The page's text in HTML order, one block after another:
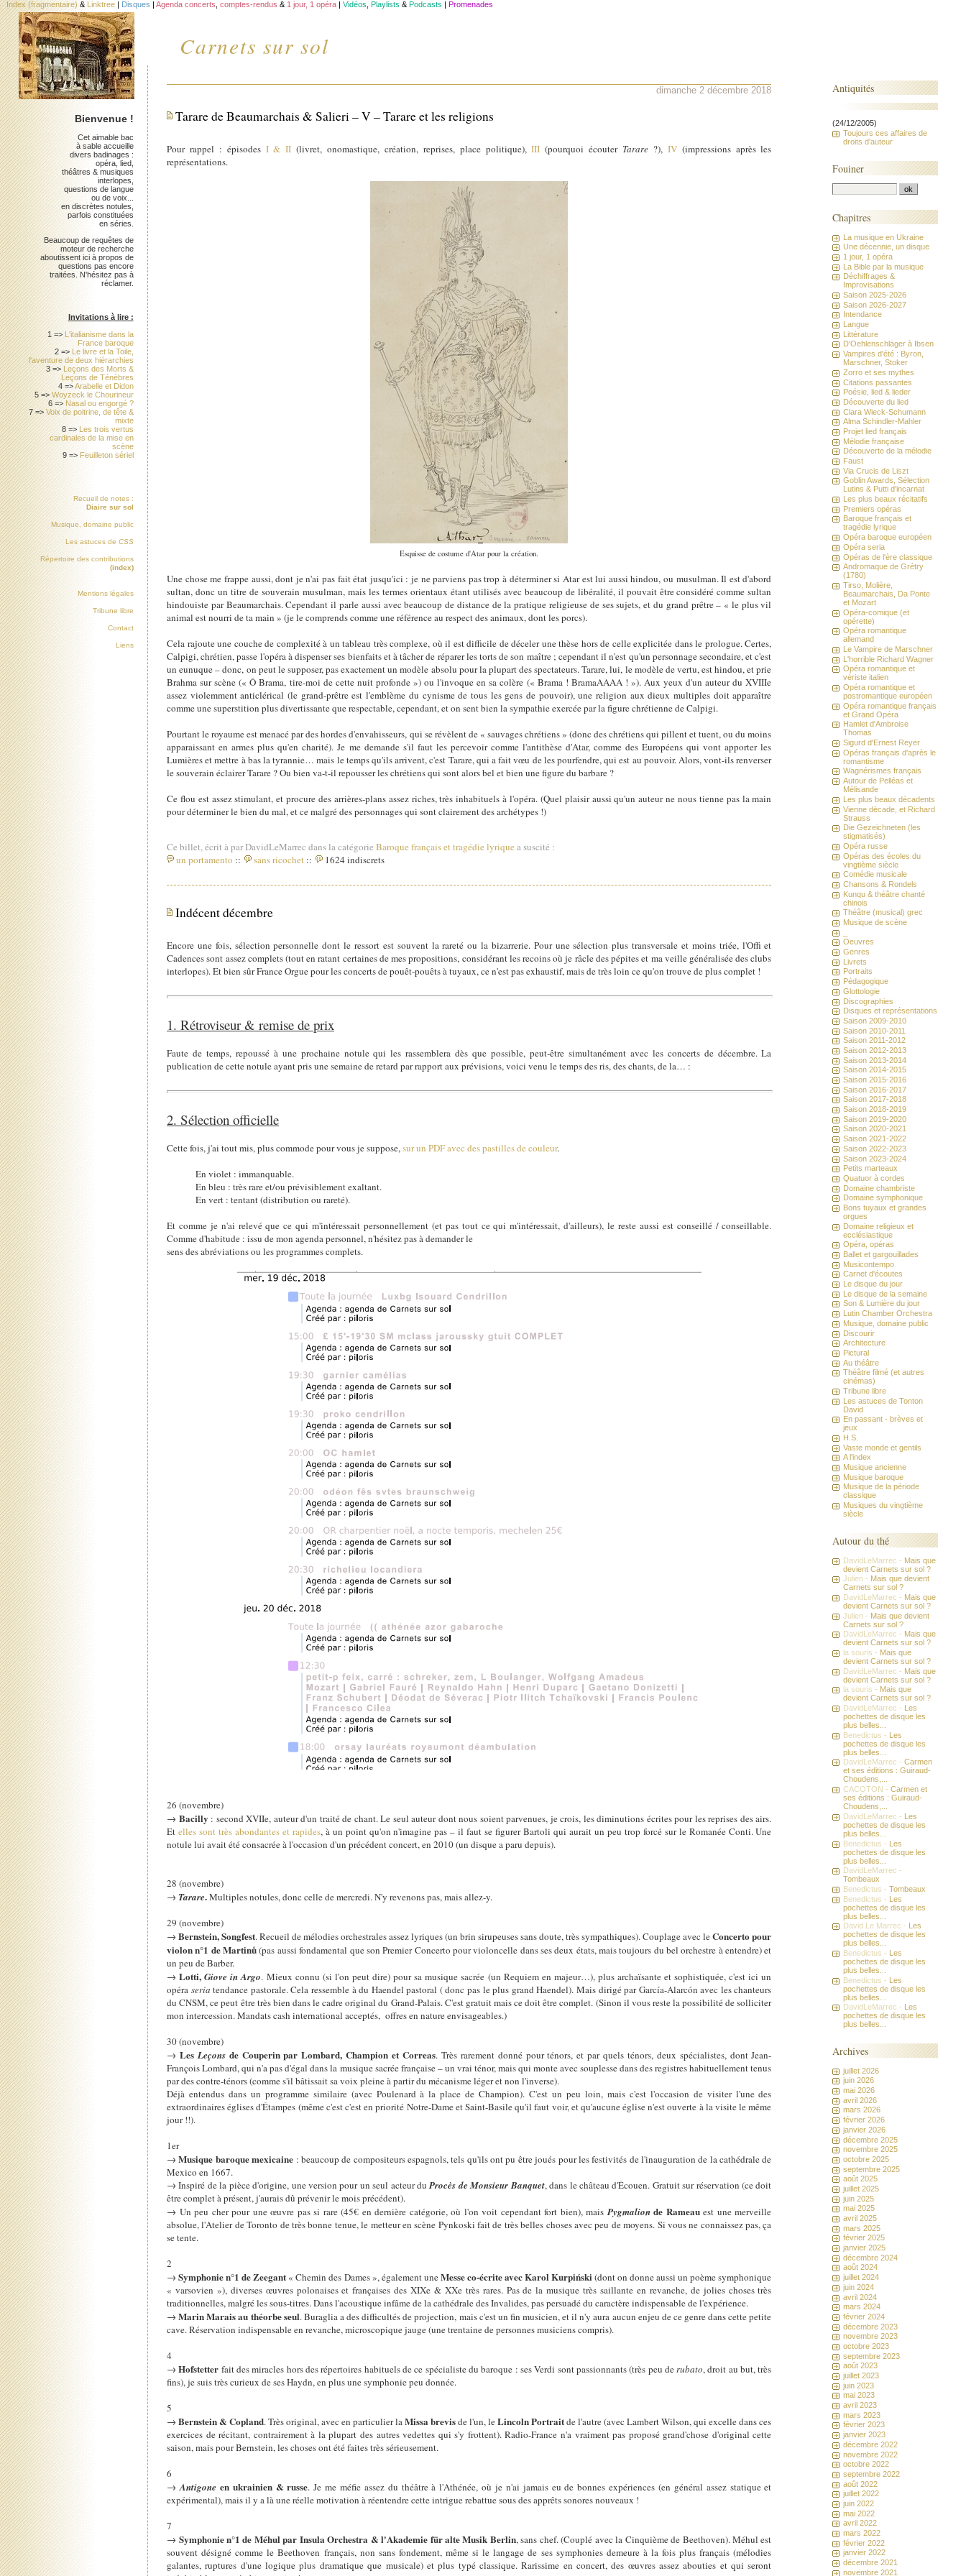
Carnets sur sol
Index (fragmentaire) & Linktree | Disques | Agenda concerts comptes-rendus & 1 jour, 1 opéra | Vidéos Playlists & Podcasts | Promenades
dimanche 2 décembre 2018
Tarare de Beaumarchais & Salieri – V – Tarare et les religions
Pour rappel : épisodes I & II (livret, onomastique, création, reprises, place politique),III (pourquoi écouter Tarare ?), IV(impressions après les
représentations.
Esquisse de costume d'Atar pour la création.
Une chose me frappe aussi, dont je n'ai pas fait état jusqu'ici : je ne parviens pas trop à déterminer si Atar est lui aussi hindou, ou musulman. Il est d'abord
sultan, donc un titre de souverain musulman, mais les termes orientaux étant utilisés avec beaucoup de libéralité, il pouvait être considéré comme sultan
hindouiste par Beaumarchais. Cependant il parle aussi avec beaucoup de distance de la pratique religieuse de ses sujets, et du grand prêtre – « le plus vil
animal est nourri de ta main » (je le comprends comme une référence au respect des animaux, dont les porcs).
Cela rajoute une couche de complexité à un tableau très complexe, où il est difficile de déceler une thèse hors de celle explicitée dans le prologue. Certes,
Calpigi, chrétien, passe l'opéra à dispenser ses bienfaits et à tâcher de réparer les torts de son maître ; cependant il n'est qu'un personnage secondaire, et c'est
un eunuque – donc, on peut le supposer, pas exactement un modèle absolu pour la plupart des spectateurs. Tarare, lui, le modèle de vertu, est hindou, et prie
Brahma sur scène (« Ô Brama, tire-moi de cette nuit profonde ») ou l'invoque en sa colère (« Brama ! BramaAAAA ! »). Aux yeux d'un auteur du XVIIIe
assez violemment anticlérical (le grand-prêtre est l'emblème du cynisme de tous les gens de pouvoir), une religion aux dieux multiples doit apparaître
comme une superstition plus divertissante que respectable, cependant, et on sent bien la sympathie exercée par la figure chrétienne de Calpigi.
Pourtant le royaume est menacé par des hordes d'envahisseurs, qui se révèlent de « sauvages chrétiens » (donc des chrétiens qui pillent et tuent, ou du moins
apparaissant en armes plus qu'en charité). Je me demande s'il faut les percevoir comme l'antithèse d'Atar, comme des Européens qui vont apporter les
Lumières et mettre à bas la tyrannie… mais le temps qu'ils arrivent, c'est Tarare, qui a fait vœu de les pourfendre, qui est au pouvoir. Alors, vont-ils renverser
le souverain éclairer Tarare ? Ou bien va-t-il repousser les chrétiens qui sont alors bel et bien une figure du barbare ?
Ce flou est assez stimulant, et procure des arrières-plans assez riches, très inhabituels à l'opéra. (Quel plaisir aussi qu'un auteur ne nous tienne pas la main
pour déterminer le bien du mal, et ce malgré des personnages qui sont clairement des archétypes !)
Ce billet, écrit à par DavidLeMarrec dans la catégorieBaroque français et tragédie lyriquea suscité :
un portamento :: sans ricochet :: 1624 indiscrets
Indécent décembre
Encore une fois, sélection personnelle dont le ressort est souvent la rareté ou la bizarrerie. Pour une sélection plus transversale et moins triée, l'Offi et
Cadences sont assez complets (tout en ratant certaines de mes propositions, considérant les recoins où je râcle des pépites et ma veille généralisée des clubs
interlopes). Et bien sûr France Orgue pour les concerts de pouêt-pouêts à tuyaux, ce n'est pas exhaustif, mais de très loin ce qu'on trouve de plus complet !
1. Rétroviseur & remise de prix
Faute de temps, repoussé à une prochaine notule qui les rassemblera dès que possible, peut-être simultanément avec les concerts de décembre. La
publication de cette notule ayant pris une semaine de retard par rapport aux prévisions, voici venu le temps des ris, des chants, de la… :
2. Sélection officielle
Cette fois, j'ai tout mis, plus commode pour vous je suppose,sur un PDF avec des pastilles de couleur.
En violet : immanquable.
En bleu : très rare et/ou prévisiblement exaltant.
En vert : tentant (distribution ou rareté).
Et comme je n'ai relevé que ce qui m'intéressait personnellement (et pas tout ce qui m'intéressait, d'ailleurs), le reste aussi est conseillé / conseillable.
Comme d'habitude : issu de mon agenda personnel, n'hésitez pas à demander le
sens des abréviations ou les programmes complets.
26 (novembre)
→ Bacilly : second XVIIe, auteur d'un traité de chant. Le seul auteur dont nous soient parvenues, je crois, les diminutions écrites pour les reprises des airs.
Et elles sont très abondantes et rapides, à un point qu'on n'imagine pas – il faut se figurer Bartoli qui aurait un peu trop forcé sur le Romanée Conti. Une
notule lui avait été consacrée à l'occasion d'un précédent concert, en 2010 (un disque a paru depuis).
28 (novembre)
→Tarare.Multiples notules, donc celle de mercredi. N'y revenons pas, mais allez-y.
29 (novembre)
→Bernstein, Songfest. Recueil de mélodies orchestrales assez lyriques (un brin sirupeuses sans doute, très sympathiques). Couplage avec leConcerto pour
violon n°1 de Martinů(pas aussi fondamental que son Premier Concerto pour violoncelle dans ses deux états, mais toujours du bel orchestre à entendre) et
un peu de Barber.
→Lotti, Giove in Argo. Mieux connu (si l'on peut dire) pour sa musique sacrée (un Requiem en majeur…), plus archaïsante et sophistiquée, c'est ici un
opéra seria tendance pastorale. Cela ressemble à du Haendel pastoral ( donc pas le plus grand Haendel). Mais dirigé par García-Alarcón avec les chanteurs
du CNSM, ce peut être très bien dans le cadre original du Grand-Palais. C'est gratuit mais ce doit être complet. (Sinon il vous reste la possibilité de solliciter
mon intercession. Mandats cash international acceptés, offres en nature envisageables.)
30 (novembre)
→ LesLeçonsde Couperin par Lombard, Champion et Correas. Très rarement donné pour ténors, et par quels ténors, deux spécialistes, dont Jean-
François Lombard, qui n'a pas d'égal dans la musique sacrée française – un vrai ténor, mais qui monte avec souplesse dans des registres habituellement tenus
par des contre-ténors (comme s'il bâtissait sa voix pleine à partir du mécanisme léger et non l'inverse).
Déjà entendus dans un programme similaire (avec Poulenard à la place de Champion). C'est un peu loin, mais c'est l'occasion de visiter l'une des
extraordinaires églises d'Étampes (même c'est c'est en priorité Notre-Dame et Saint-Basile qu'il faut voir, et qu'aucune église n'est ouverte à la visite le même
jour !!).
1er
→Musique baroque mexicaine : beaucoup de compositeurs espagnols, tels qu'ils ont pu être joués pour les festivités de l'inauguration de la cathédrale de
Mexico en 1667.
→ Inspiré de la pièce d'origine, une version pour un seul acteur duProcès de Monsieur Banquet, dans le château d'Écouen. Gratuit sur réservation (ce doit
être complet à présent, j'aurais dû prévenir le mois précédent).
→ Un peu cher pour une œuvre pas si rare (45€ en dernière catégorie, où l'on voit cependant fort bien), maisPygmalionde Rameauest une merveille
absolue, l'Atelier de Toronto de très bonne tenue, le metteur en scène Pynkoski fait de très belles choses avec peu de moyens. Si vous ne connaissez pas, ça
se tente.
2
→ Symphonie n°1 de Zeegant « Chemin des Dames », également uneMesse co-écrite avec Karol Kurpiński(dont on donne aussi un poème symphonique
« varsovien »), diverses œuvres polonaises et françaises des XIXe & XXe très rares. Pas de la musique très saillante en revanche, de jolies choses très
traditionnelles, malgré les sous-titres. Dans l'acoustique infâme de la cathédrale des Invalides, pas persuadé du caractère indispensable de l'expérience.
→Marin Marais au théorbe seul. Buraglia a des difficultés de projection, mais c'est un fin musicien, et il n'y aura aucun enjeu de ce genre dans cette petite
cave. Réservation indispensable en revanche, microscopique jauge (une trentaine de personnes musiciens compris).
4
→Hofstetter fait des miracles hors des répertoires habituels de ce spécialiste du baroque : ses Verdi sont passionnants (très peu derubato, droit au but, très
fins), je suis très curieux de ses Haydn, en plus une symphonie peu donnée.
5
→Bernstein & Copland. Très original, avec en particulier laMissa brevisde l'un, leLincoln Portraitde l'autre (avec Lambert Wilson, qui excelle dans ces
exercices de récitant, contrairement à la plupart des autres vedettes qui s'y frottent). Radio-France n'a vraiment pas proposé grand'chose d'original cette
saison, mais pour Bernstein, les choses ont été faites très sérieusement.
6
→Antigone en ukrainien & russe. Je me méfie assez du théâtre à l'Athénée, où je n'ai jamais eu de bonnes expériences (en général assez statique et
expérimental), mais il y a là une réelle motivation à réentendre cette intrigue rebattue sous des apprêts sonores nouveaux !
7
→ Symphonie n°1 de Méhul par Insula Orchestra & l'Akademie für alte Musik Berlin, sans chef. (Couplé avec la Cinquième de Beethoven). Méhul est
souvent désigné comme le Beethoven français, non sans fondement, même si le langage de ses symphonies demeure à la fois plus français (mélodies
galantes, ruptures d'une logique plus dramatique que musicale) et plus typé classique. Rarissime en concert, des œuvres assez abouties et qui seront
Bienvenue !
Cet aimable bac
à sable accueille
divers badinages :
opéra, lied,
théâtres & musiques
interlopes,
questions de langue
ou de voix...
en discrètes notules,
parfois constituées
en séries.
Beaucoup de requêtes de
moteur de recherche
aboutissent ici à propos de
questions pas encore
traitées. N'hésitez pas à
réclamer.
Invitations à lire :
1 => L'italianisme dans la
France baroque
2 => Le livre et la Toile,
l'aventure de deux hiérarchies
3 => Leçons des Morts &
Leçons de Ténèbres
4 =>Arabelle et Didon
5 =>Woyzeck le Chourineur
6 => Nasal ou engorgé ?
7 =>Voix de poitrine, de tête &
mixte
8 => Les trois vertus
cardinales de la mise en
scène
9 => Feuilleton sériel
Recueil de notes :
Diaire sur sol
Musique, domaine public
Les astuces de CSS
Répertoire des contributions
(index)
Mentions légales
Tribune libre
Contact
Liens
Antiquités
(24/12/2005)
Toujours ces affaires de
droits d'auteur
Fouiner
Chapitres
La musique en Ukraine
Une décennie, un disque
1 jour, 1 opéra
La Bible par la musique
Déchiffrages &
Improvisations
Saison 2025-2026
Saison 2026-2027
Intendance
Langue
Littérature
D'Oehlenschläger à Ibsen
Vampires d'été : Byron,
Marschner, Stoker
Zorro et ses mythes
Citations passantes
Poésie, lied & lieder
Découverte du lied
Clara Wieck-Schumann
Alma Schindler-Mahler
Projet lied français
Mélodie française
Découverte de la mélodie
Faust
Via Crucis de Liszt
Goblin Awards, Sélection
Lutins & Putti d'incarnat
Les plus beaux récitatifs
Premiers opéras
Baroque français et
tragédie lyrique
Opéra baroque européen
Opéra seria
Opéras de l'ère classique
Andromaque de Grétry
(1780)
Tirso, Molière,
Beaumarchais, Da Ponte
et Mozart
Opéra-comique (et
opérette)
Opéra romantique
allemand
Le Vampire de Marschner
L'horrible Richard Wagner
Opéra romantique et
vériste italien
Opéra romantique et
postromantique européen
Opéra romantique français
et Grand Opéra
Hamlet d'Ambroise
Thomas
Sigurd d'Ernest Reyer
Opéras français d'après le
romantisme
Wagnérismes français
Autour de Pelléas et
Mélisande
Les plus beaux décadents
Vienne décade, et Richard
Strauss
Die Gezeichneten (les
stigmatisés)
Opéra russe
Opéras des écoles du
vingtième siècle
Comédie musicale
Chansons & Rondels
Kunqu & théâtre chanté
chinois
Théâtre (musical) grec
Musique de scène
Oeuvres
Genres
Livrets
Portraits
Pédagogique
Glottologie
Discographies
Disques et représentations
Saison 2009-2010
Saison 2010-2011
Saison 2011-2012
Saison 2012-2013
Saison 2013-2014
Saison 2014-2015
Saison 2015-2016
Saison 2016-2017
Saison 2017-2018
Saison 2018-2019
Saison 2019-2020
Saison 2020-2021
Saison 2021-2022
Saison 2022-2023
Saison 2023-2024
Petits marteaux
Quatuor à cordes
Domaine chambriste
Domaine symphonique
Bons tuyaux et grandes
orgues
Domaine religieux et
ecclésiastique
Opéra, opéras
Ballet et gargouillades
Musicontempo
Carnet d'écoutes
Le disque du jour
Le disque de la semaine
Son & Lumière du jour
Lutin Chamber Orchestra
Musique, domaine public
Discourir
Architecture
Pictural
Au théâtre
Théâtre filmé (et autres
cinémas)
Tribune libre
Les astuces de Tonton
David
En passant - brèves et
jeux
H.S.
Vaste monde et gentils
A l'index
Musique ancienne
Musique baroque
Musique de la période
classique
Musiques du vingtième
siècle
Autour du thé
DavidLeMarrec - Mais que
devient Carnets sur sol ?
Julien - Mais que devient
Carnets sur sol ?
DavidLeMarrec - Mais que
devient Carnets sur sol ?
Julien - Mais que devient
Carnets sur sol ?
DavidLeMarrec - Mais que
devient Carnets sur sol ?
la souris - Mais que
devient Carnets sur sol ?
DavidLeMarrec - Mais que
devient Carnets sur sol ?
la souris - Mais que
devient Carnets sur sol ?
DavidLeMarrec - Les
pochettes de disque les
plus belles...
Benedictus - Les
pochettes de disque les
plus belles...
DavidLeMarrec -Carmen
et ses éditions : Guiraud-
Choudens,...
CACOTON -Carmen et
ses éditions : Guiraud-
Choudens,...
DavidLeMarrec - Les
pochettes de disque les
plus belles...
Benedictus - Les
pochettes de disque les
plus belles...
DavidLeMarrec -
Tombeaux
Benedictus -Tombeaux
Benedictus - Les
pochettes de disque les
plus belles...
David Le Marrec -
Les
pochettes de disque les
plus belles...
Benedictus - Les
pochettes de disque les
plus belles...
Benedictus - Les
pochettes de disque les
plus belles...
DavidLeMarrec -
Les
pochettes de disque les
plus belles...
Archives
juillet 2026
juin 2026
mai 2026
avril 2026
mars 2026
février 2026
janvier 2026
décembre 2025
novembre 2025
octobre 2025
septembre 2025
août 2025
juillet 2025
juin 2025
mai 2025
avril 2025
mars 2025
février 2025
janvier 2025
décembre 2024
août 2024
juillet 2024
juin 2024
avril 2024
mars 2024
février 2024
décembre 2023
novembre 2023
octobre 2023
septembre 2023
août 2023
juillet 2023
juin 2023
mai 2023
avril 2023
mars 2023
février 2023
janvier 2023
décembre 2022
novembre 2022
octobre 2022
septembre 2022
août 2022
juillet 2022
juin 2022
mai 2022
avril 2022
mars 2022
février 2022
janvier 2022
décembre 2021
novembre 2021